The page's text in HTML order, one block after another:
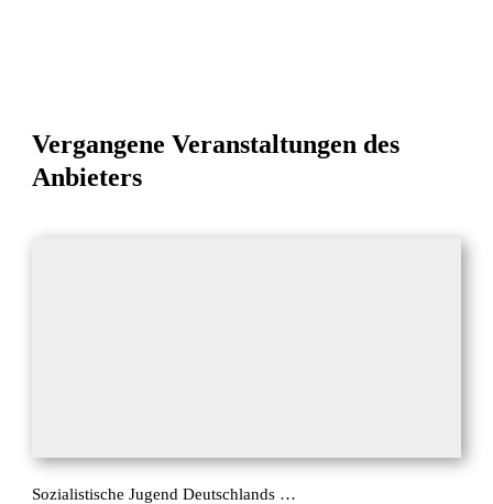
Vergangene Veranstaltungen des
Anbieters
Sozialistische Jugend Deutschlands …